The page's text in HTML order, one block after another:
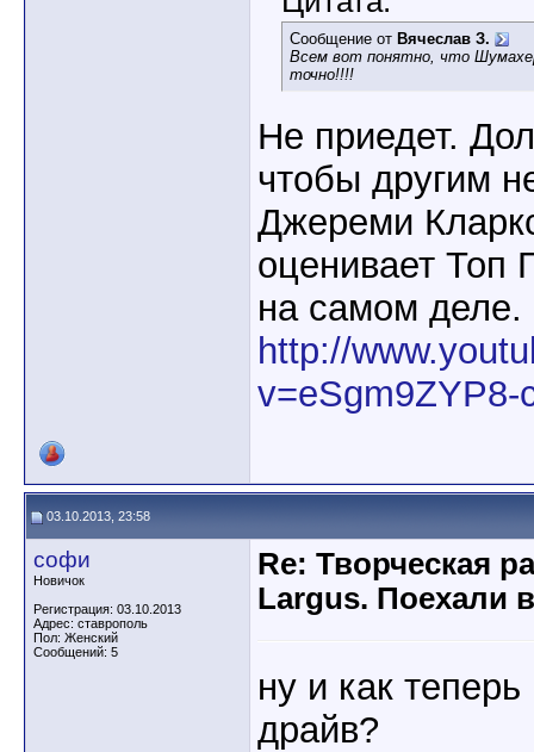
Сообщение от Вячеслав З.
Всем вот понятно, что
точно!!!!
Не приедет.
чтобы другим
Джереми
оценивает Топ
на самом деле.
http://
v=eSgm9ZYP8-
03.10.2013, 23:58
софи
Новичок
Регистрация: 03.10.2013
Адрес: ставрополь
Пол: Женский
Сообщений: 5
Re: Творческая
Largus. Поехали
ну и как теперь
драйв?